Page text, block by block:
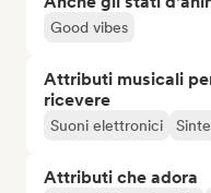
Good vibes
Attributi musicali
ricevere
Suoni elettronici
Attributi che adora